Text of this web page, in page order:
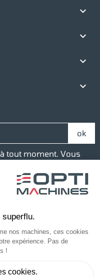




tout moment. Vous